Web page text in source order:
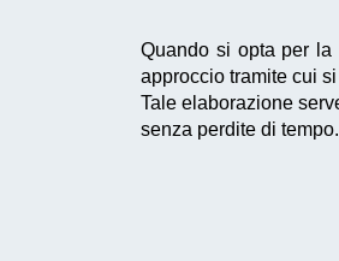
Quando si opta per la
approccio tramite cui
Tale elaborazione
senza perdite di tempo.